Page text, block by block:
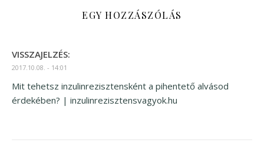
EGY HOZZÁSZÓLÁS
VISSZAJELZÉS:
2017.10.08. - 14:01
Mit tehetsz inzulinrezisztensként a pihentető alvásod
érdekében? | inzulinrezisztensvagyok.hu